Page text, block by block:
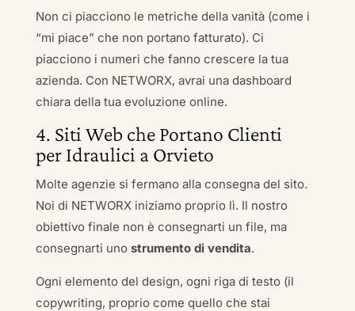
Non ci piacciono le metriche della vanità (come i
“mi piace” che non portano fatturato). Ci
piacciono i numeri che fanno crescere la tua
azienda. Con NETWORX, avrai una dashboard
chiara della tua evoluzione online.
4. Siti Web che Portano Clienti
per Idraulici a Orvieto
Molte agenzie si fermano alla consegna del sito.
Noi di NETWORX iniziamo proprio lì. Il nostro
obiettivo finale non è consegnarti un file, ma
consegnarti uno strumento di vendita.
Ogni elemento del design, ogni riga di testo (il
copywriting, proprio come quello che stai